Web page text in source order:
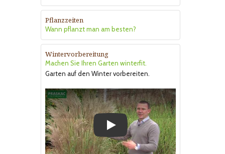
Pflanzzeiten
Wann pflanzt man am besten?
Wintervorbereitung
Machen Sie Ihren Garten winterfit.
Garten auf den Winter vorbereiten.